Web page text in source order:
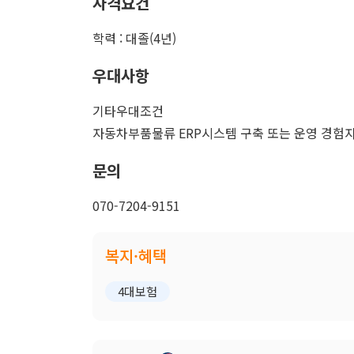
학력 : 대졸(4년)
우대사항
기타우대조건
자동차부품물류 ERP시스템 구축 또는 운영 경험
문의
070-7204-9151
복지·혜택
4대보험